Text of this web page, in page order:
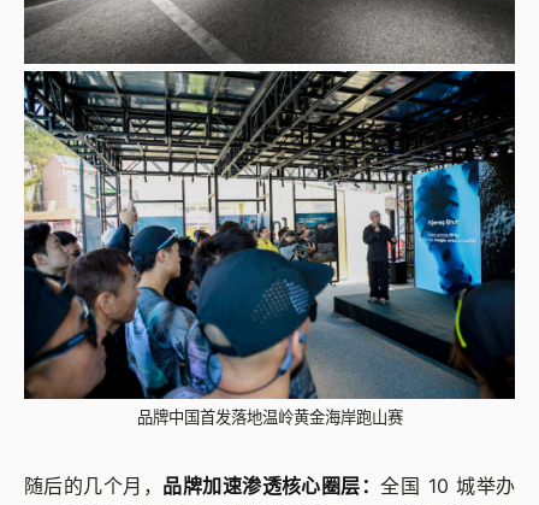
品牌中国首发落地温岭黄金海岸跑山赛
随后的几个月， 品牌加速渗透核心圈层：全国 10 城举办